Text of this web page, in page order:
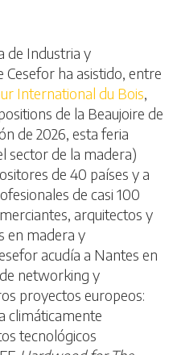
de Industria y
ha asistido, entre
International du Bois,
de la Beaujoire de
de 2026, esta feria
sector de la madera)
de 40 países y a
de casi 100
arquitectos y
en madera y
acudía a Nantes en
networking y
proyectos europeos:
climáticamente
tecnológicos